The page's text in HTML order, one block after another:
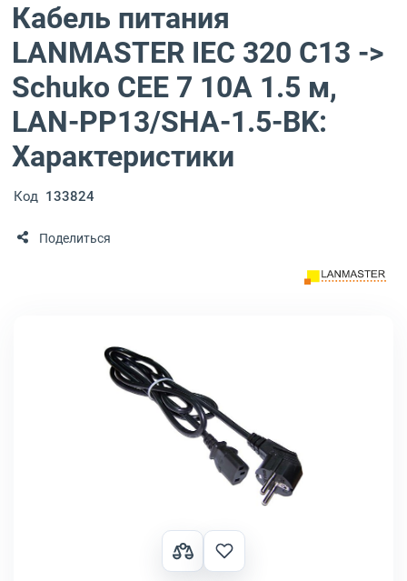
Кабель питания
LANMASTER IEC 320 C13 ->
Schuko CEE 7 10A 1.5 м,
LAN-PP13/SHA-1.5-BK:
Характеристики
Код 133824
Поделиться